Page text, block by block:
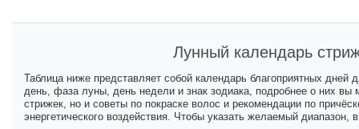
Лунный календарь
Таблица ниже представляет собой календарь благоприятных
день, фаза луны, день недели и знак зодиака, подробнее о них вы
стрижек, но и советы по покраске волос и рекомендации по
энергетического воздействия. Чтобы указать желаемый